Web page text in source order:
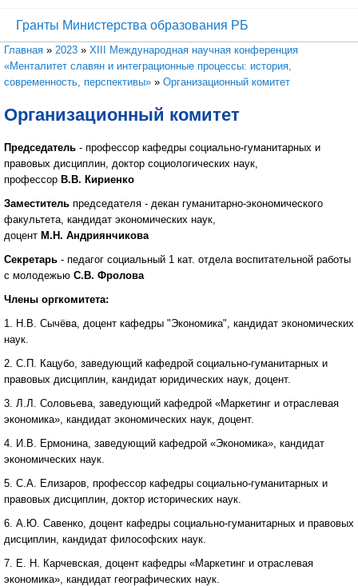
Гранты Министерства образования РБ
Вы здесь
Главная » 2023 » XIII Международная научная конференция
«Менталитет славян и интеграционные процессы: история,
современность, перспективы» » Организационный комитет
Организационный комитет
Председатель - профессор кафедры социально-гуманитарных и
правовых дисциплин, доктор социологических наук,
профессор В.В. Кириенко
Заместитель председателя - декан гуманитарно-экономического
факультета, кандидат экономических наук,
доцент М.Н. Андриянчикова
Секретарь - педагог социальный 1 кат. отдела воспитательной работы
с молодежью С.В. Фролова
Члены оргкомитета:
1. Н.В. Сычёва, доцент кафедры "Экономика", кандидат экономических
наук.
2. С.П. Кацубо, заведующий кафедрой социально-гуманитарных и
правовых дисциплин, кандидат юридических наук, доцент.
3. Л.Л. Соловьева, заведующий кафедрой «Маркетинг и отраслевая
экономика», кандидат экономических наук, доцент.
4. И.В. Ермонина, заведующий кафедрой «Экономика», кандидат
экономических наук.
5. С.А. Елизаров, профессор кафедры социально-гуманитарных и
правовых дисциплин, доктор исторических наук.
6. А.Ю. Савенко, доцент кафедры социально-гуманитарных и правовых
дисциплин, кандидат философских наук.
7. Е. Н. Карчевская, доцент кафедры «Маркетинг и отраслевая
экономика», кандидат географических наук.